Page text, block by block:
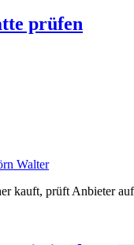
prüfen
Walter
kauft, prüft Anbieter